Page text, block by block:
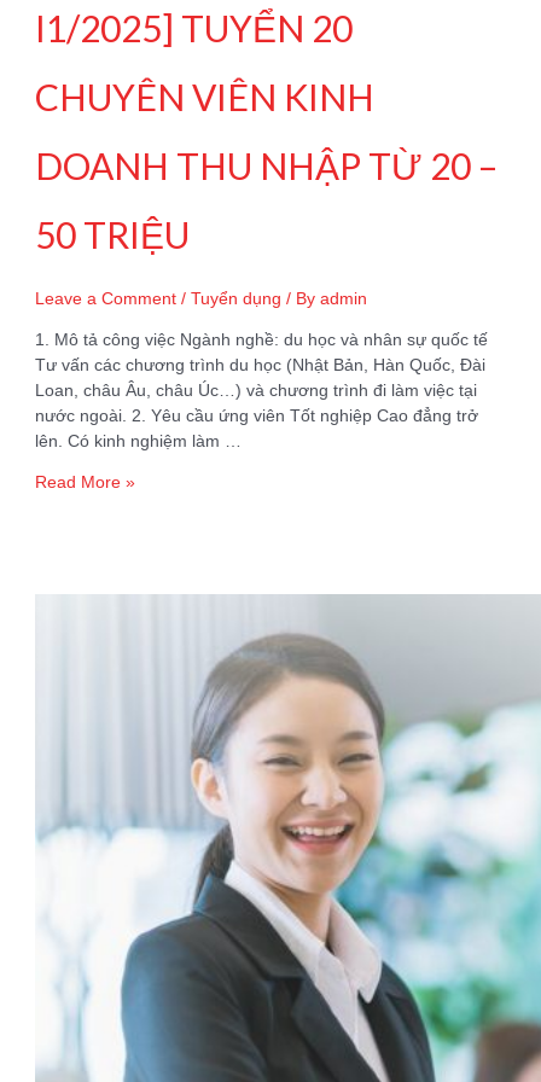
hàng
Bỉ
I1/2025] TUYỂN 20
CHUYÊN VIÊN KINH
DOANH THU NHẬP TỪ 20 –
50 TRIỆU
Leave a Comment /Tuyển dụng / Byadmin
1. Mô tả công việc Ngành nghề: du học và nhân sự quốc tế
Tư vấn các chương trình du học (Nhật Bản, Hàn Quốc, Đài
Loan, châu Âu, châu Úc…) và chương trình đi làm việc tại
nước ngoài. 2. Yêu cầu ứng viên Tốt nghiệp Cao đẳng trở
lên. Có kinh nghiệm làm …
[TUYỂN
–
Read More »